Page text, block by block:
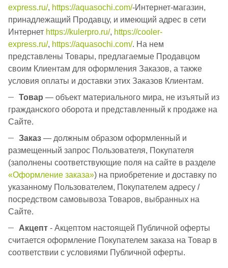
express.ru/, https://aquasochi.com/-Интернет-магазин,
принадлежащий Продавцу, и имеющий адрес в сети
Интернет https://kulerpro.ru/, https://cooler-
express.ru/, https://aquasochi.com/. На нем
представлены Товары, предлагаемые Продавцом
своим Клиентам для оформления Заказов, а также
условия оплаты и доставки этих Заказов Клиентам.
Товар — объект материального мира, не изъятый из
гражданского оборота и представленный к продаже на
Сайте.
Заказ — должным образом оформленный и
размещенный запрос Пользователя, Покупателя
(заполнены соответствующие поля на сайте в разделе
«Оформление заказа») на приобретение и доставку по
указанному Пользователем, Покупателем адресу /
посредством самовывоза Товаров, выбранных на
Сайте.
Акцепт - Акцептом настоящей Публичной оферты
считается оформление Покупателем заказа на Товар в
соответствии с условиями Публичной оферты.